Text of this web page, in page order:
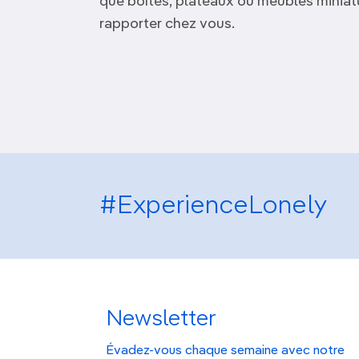
rapporter chez vous.
#ExperienceLonely
Newsletter
Évadez-vous chaque semaine avec notre